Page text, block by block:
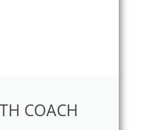
COACH